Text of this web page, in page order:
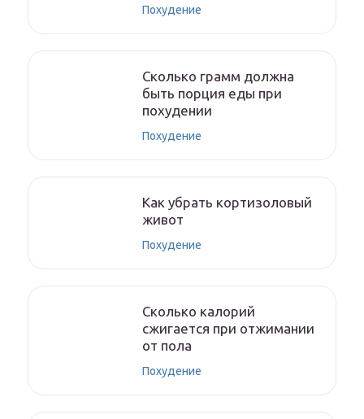
Похудение
Сколько грамм должна
быть порция еды при
похудении
Похудение
Как убрать кортизоловый
живот
Похудение
Сколько калорий
сжигается при отжимании
от пола
Похудение